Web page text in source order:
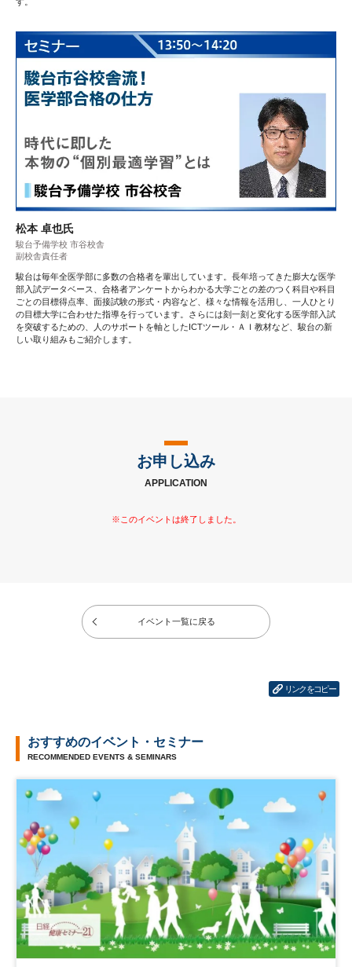
松本 卓也氏
駿台予備学校 市谷校舎
副校舎責任者
駿台は毎年全医学部に多数の合格者を輩出しています。長年培ってきた膨大な医学
部入試データベース、合格者アンケートからわかる大学ごとの差のつく科目や科目
ごとの目標得点率、面接試験の形式・内容など、様々な情報を活用し、一人ひとり
の目標大学に合わせた指導を行っています。さらには刻一刻と変化する医学部入試
を突破するための、人のサポートを軸としたICTツール・ＡＩ教材など、駿台の新
しい取り組みもご紹介します。
お申し込み
APPLICATION
イベント一覧に戻る
リンクをコピー
おすすめのイベント・セミナー
RECOMMENDED EVENTS & SEMINARS